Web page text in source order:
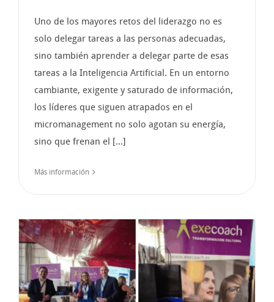
Uno de los mayores retos del liderazgo no es
solo delegar tareas a las personas adecuadas,
sino también aprender a delegar parte de esas
tareas a la Inteligencia Artificial. En un entorno
cambiante, exigente y saturado de información,
los líderes que siguen atrapados en el
micromanagement no solo agotan su energía,
sino que frenan el [...]
Más información